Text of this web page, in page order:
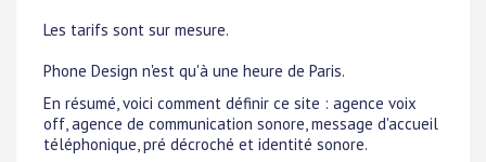
Les tarifs sont sur mesure.
Phone Design n'est qu'à une heure de Paris.
En résumé, voici comment définir ce site : agence voix
off, agence de communication sonore, message d'accueil
téléphonique, pré décroché et identité sonore.